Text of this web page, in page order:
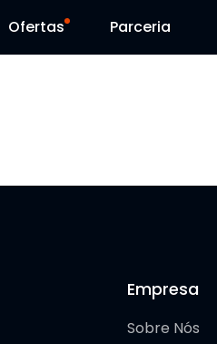
Ofertas Parceria
Empresa
Sobre Nós